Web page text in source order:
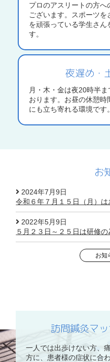
プロのアスリートの方へ
ございます。スポーツ
を頑張っている学生さん
す。
夜遅め・
月・木・金は夜20時半
おります。お昼の休憩時
にも立ち寄れる環境です。
お
2024年7月9日
令和６年７月１５日（月）は
2022年5月9日
５月２３日～２５日は研修の
お知
訪問鍼灸マ
一人では出歩けない方、
方に、患者様の症状に合